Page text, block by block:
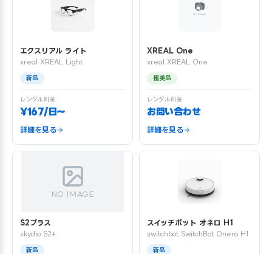
エクスリアル ライト
xreal XREAL Light
新品
レンタル料金
¥167/日〜
詳細を見る
XREAL One
xreal XREAL One
極美品
レンタル料金
お問い合わせ
詳細を見る
NO IMAGE
S2プラス
skydio S2+
新品
スイッチボット オネロ H1
switchbot SwitchBot Onero H1
新品